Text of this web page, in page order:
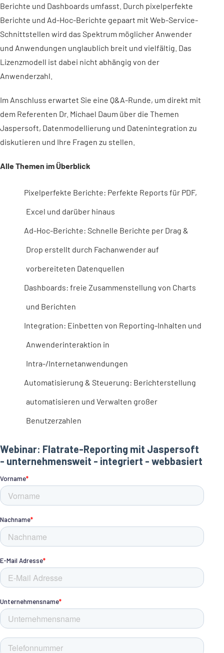
Berichte und Dashboards umfasst. Durch pixelperfekte
Berichte und Ad-Hoc-Berichte gepaart mit Web-Service-
Schnittstellen wird das Spektrum möglicher Anwender
und Anwendungen unglaublich breit und vielfältig. Das
Lizenzmodell ist dabei nicht abhängig von der
Anwenderzahl.
Im Anschluss erwartet Sie eine Q&A-Runde, um direkt mit
dem Referenten Dr. Michael Daum über die Themen
Jaspersoft, Datenmodellierung und Datenintegration zu
diskutieren und Ihre Fragen zu stellen.
Alle Themen im Überblick
Pixelperfekte Berichte: Perfekte Reports für PDF,
Excel und darüber hinaus
Ad-Hoc-Berichte: Schnelle Berichte per Drag &
Drop erstellt durch Fachanwender auf
vorbereiteten Datenquellen
Dashboards: freie Zusammenstellung von Charts
und Berichten
Integration: Einbetten von Reporting-Inhalten und
Anwenderinteraktion in
Intra-/Internetanwendungen
Automatisierung & Steuerung: Berichterstellung
automatisieren und Verwalten großer
Benutzerzahlen